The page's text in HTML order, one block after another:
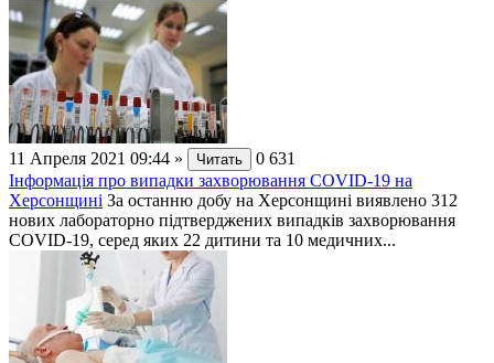
11 Апреля 2021 09:44 » Читать 0 631
Інформація про випадки захворювання СОVID-19 на
Херсонщині За останню добу на Херсонщині виявлено 312
нових лабораторно підтверджених випадків захворювання
СОVID-19, серед яких 22 дитини та 10 медичних...